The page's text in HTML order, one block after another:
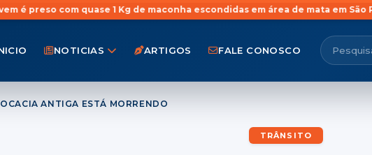
1 Kg de maconha escondidas em área de mata em São Pedro do Sul
NOTICIAS ARTIGOS FALE CONOSCO
ANTIGA ESTÁ MORRENDO
TRÂNSITO